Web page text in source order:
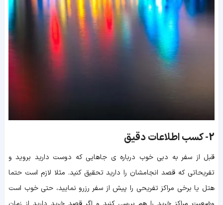
2- کسب اطلاعات دقیق
قبل از سفر به دبی خوب درباره ی جاهایی که دوست دارید بروید و
تفریحاتی که قصد انجامشان را دارید تحقیق کنید. مثلا لازم است حتما
هتل یا برخی مراکز تفریحی را پیش از سفر رزرو نمایید، حتی خوب است